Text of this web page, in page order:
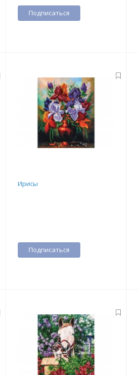
Подписаться
Ирисы
Подписаться